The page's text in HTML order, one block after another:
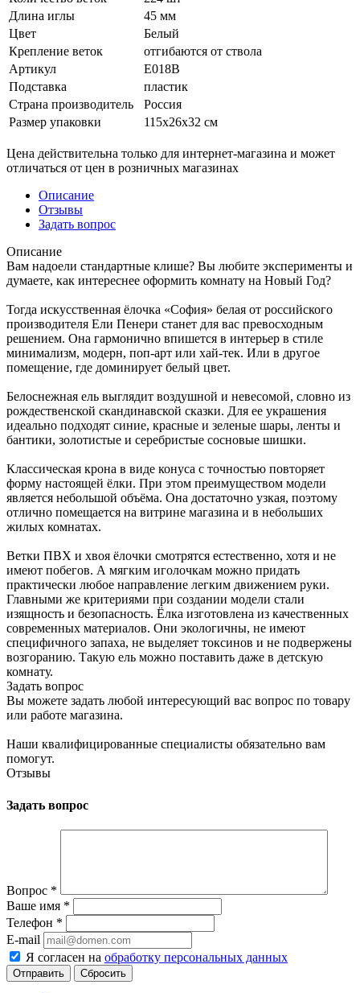
Длина иглы
45 мм
Цвет
Белый
Крепление веток
отгибаются от ствола
Артикул
Е018В
Подставка
пластик
Страна производитель
Россия
Размер упаковки
115х26х32 см
Цена действительна только для интернет-магазина и может
отличаться от цен в розничных магазинах
Описание
Отзывы
Задать вопрос
Описание
Вам надоели стандартные клише? Вы любите эксперименты и
думаете, как интереснее оформить комнату на Новый Год?
Тогда искусственная ёлочка «София» белая от российского
производителя Ели Пенери станет для вас превосходным
решением. Она гармонично впишется в интерьер в стиле
минимализм, модерн, поп-арт или хай-тек. Или в другое
помещение, где доминирует белый цвет.
Белоснежная ель выглядит воздушной и невесомой, словно из
рождественской скандинавской сказки. Для ее украшения
идеально подходят синие, красные и зеленые шары, ленты и
бантики, золотистые и серебристые сосновые шишки.
Классическая крона в виде конуса с точностью повторяет
форму настоящей ёлки. При этом преимуществом модели
является небольшой объёма. Она достаточно узкая, поэтому
отлично помещается на витрине магазина и в небольших
жилых комнатах.
Ветки ПВХ и хвоя ёлочки смотрятся естественно, хотя и не
имеют побегов. А мягким иголочкам можно придать
практически любое направление легким движением руки.
Главными же критериями при создании модели стали
изящность и безопасность. Ёлка изготовлена из качественных
современных материалов. Они экологичны, не имеют
специфичного запаха, не выделяет токсинов и не подвержены
возгоранию. Такую ель можно поставить даже в детскую
комнату.
Задать вопрос
Вы можете задать любой интересующий вас вопрос по товару
или работе магазина.
Наши квалифицированные специалисты обязательно вам
помогут.
Отзывы
Задать вопрос
Вопрос *
Ваше имя *
Телефон *
E-mail
Я согласен на обработку персональных данных
Сбросить